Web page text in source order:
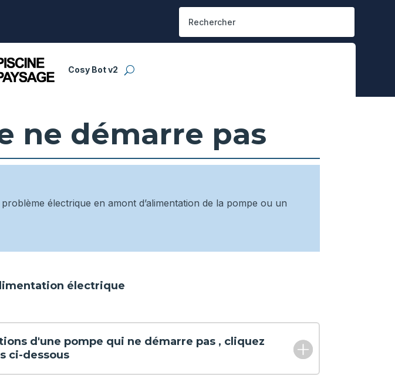
Cosy Bot v2
ne démarre pas
électrique en amont d’alimentation de la pompe ou un
électrique
d'une pompe qui ne démarre pas , cliquez
ci-dessous